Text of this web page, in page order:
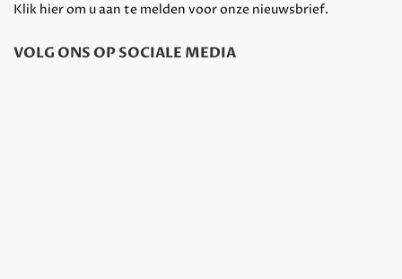
Klik hier om u aan te melden voor onze nieuwsbrief.
VOLG ONS OP SOCIALE MEDIA